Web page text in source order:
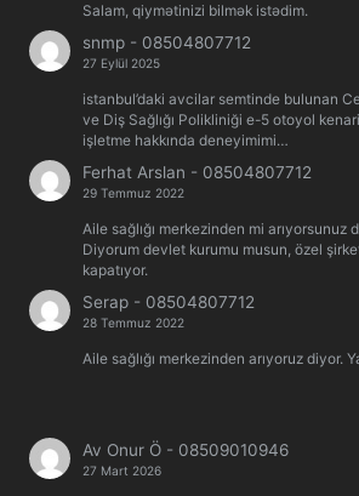
Salam, qiymətinizi bilmək istədim.
snmp - 08504807712
27 Eylül 2025
istanbul’daki avcilar semtinde bulunan
ve Diş Sağlığı Polikliniği e-5 otoyol
işletme hakkında deneyimimi…
Ferhat Arslan - 08504807712
29 Temmuz 2022
Aile sağlığı merkezinden mi arıyorsunuz
Diyorum devlet kurumu musun, özel
kapatıyor.
Serap - 08504807712
28 Temmuz 2022
Aile sağlığı merkezinden arıyoruz diyor.
Av Onur Ö - 08509010946
27 Mart 2026